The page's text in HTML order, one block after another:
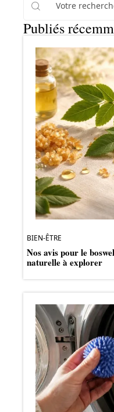
Publiés
BIEN-ÊTRE
Nos avis pour le
naturelle à explorer